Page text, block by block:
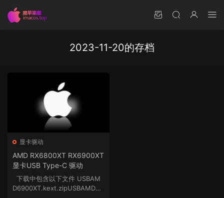
2023-11-20的存档
显卡驱动
AMD RX6800XT RX6900XT
显卡USB Type-C 驱动
下载中包含以下文件 USBAM
D6900XT.kext.zipUSBAMD68